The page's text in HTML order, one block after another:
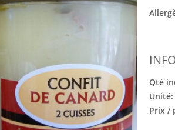
Qté
Unité:
Prix /